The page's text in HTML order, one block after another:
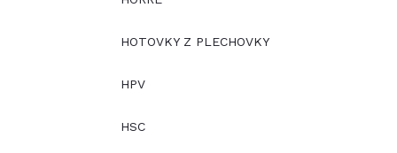
HOTOVKY Z PLECHOVKY
HPV
HSC